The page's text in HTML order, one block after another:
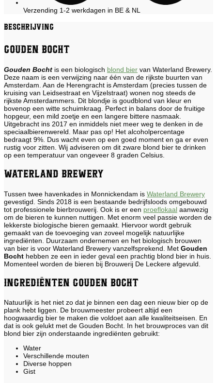
Verzending 1-2 werkdagen in BE & NL
Beschrijving
Gouden Bocht
Gouden Bocht is een biologisch blond bier van Waterland Brewery.
Deze naam is een verwijzing naar één van de rijkste buurten van
Amsterdam. Aan de Herengracht is Amsterdam (precies tussen de
kruising van Leidsestraat en Vijzelstraat) wonen nog steeds de
rijkste Amsterdammers. Dit blondje is goudblond van kleur en
bovenop een witte schuimkraag. Perfect in balans door de fruitige
hopgeur, een mild zoetje en een langere bittere nasmaak.
Uitgebracht ins 2017 en inmiddels niet meer weg te denken in de
speciaalbierenwereld. Maar pas op! Het alcoholpercentage
bedraagt 9%. Dus wacht even op een goed moment en ga er even
rustig voor zitten. Wij adviseren om dit zware blond bier te drinken
op een temperatuur van ongeveer 8 graden Celsius.
Waterland Brewery
Tussen twee havenkades in Monnickendam is Waterland Brewery
gevestigd. Sinds 2018 is een bestaande bedrijfsloods omgebouwd
tot professionele bierbrouwerij. Ook is er een proeflokaal aanwezig
om de bieren te kunnen nuttigen. Met enorm veel passie worden de
lekkerste biologische bieren gemaakt. Hiervoor wordt gebruik
gemaakt van de toevoeging van zoveel mogelijk natuurlijke
ingrediënten. Duurzaam ondernemen en het biologisch brouwen
van bier is voor Waterland Brewery vanzelfsprekend. Met Gouden
Bocht hebben ze een in ieder geval een prachtig blond bier in huis.
Momenteel worden de bieren bij Brouwerij De Leckere afgevuld.
Ingrediënten Gouden Bocht
Natuurlijk is het niet zo dat je binnen een dag een nieuw bier op de
plank hebt liggen. De brouwmeester probeert altijd een
hoogwaardig bier te maken die voldoet aan alle kwaliteitseisen. En
dat is ook gelukt met de Gouden Bocht. In het brouwproces van dit
blond bier zijn onderstaande ingrediënten gebruikt:
Water
Verschillende mouten
Diverse hoppen
Gist